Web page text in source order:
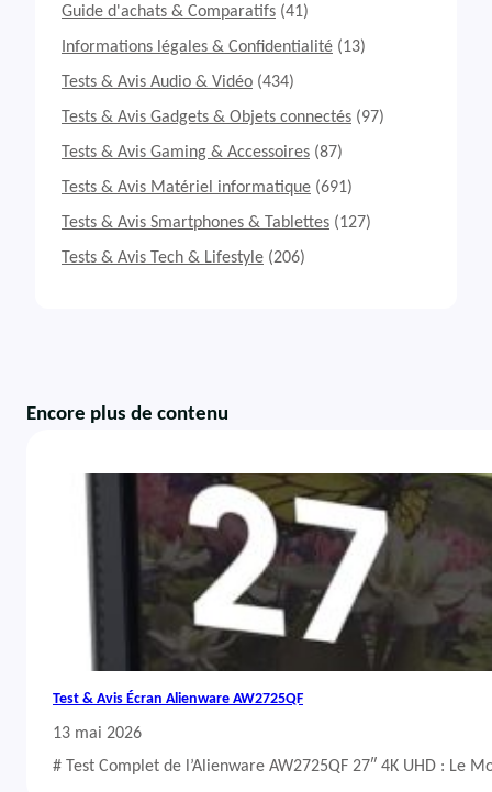
Guide d'achats & Comparatifs (41)
Informations légales & Confidentialité (13)
Tests & Avis Audio & Vidéo (434)
Tests & Avis Gadgets & Objets connectés (97)
Tests & Avis Gaming & Accessoires (87)
Tests & Avis Matériel informatique (691)
Tests & Avis Smartphones & Tablettes (127)
Tests & Avis Tech & Lifestyle (206)
Encore plus de contenu
Test & Avis Écran Alienware AW2725QF
13 mai 2026
# Test Complet de l’Alienware AW2725QF 27″ 4K UHD : Le